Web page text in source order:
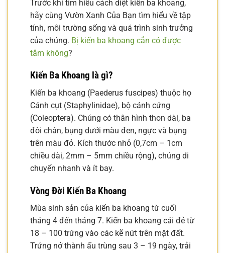
Trước khi tìm hiểu cách diệt kiến ba khoang,
hãy cùng Vườn Xanh Của Bạn tìm hiểu về tập
tính, môi trường sống và quá trình sinh trưởng
của chúng. Bị kiến ba khoang cắn có được
tắm không?
Kiến Ba Khoang là gì?
Kiến ba khoang (Paederus fuscipes) thuộc họ
Cánh cụt (Staphylinidae), bộ cánh cứng
(Coleoptera). Chúng có thân hình thon dài, ba
đôi chân, bụng dưới màu đen, ngực và bụng
trên màu đỏ. Kích thước nhỏ (0,7cm – 1cm
chiều dài, 2mm – 5mm chiều rộng), chúng di
chuyển nhanh và ít bay.
Vòng Đời Kiến Ba Khoang
Mùa sinh sản của kiến ba khoang từ cuối
tháng 4 đến tháng 7. Kiến ba khoang cái đẻ từ
18 – 100 trứng vào các kẽ nứt trên mặt đất.
Trứng nở thành ấu trùng sau 3 – 19 ngày, trải